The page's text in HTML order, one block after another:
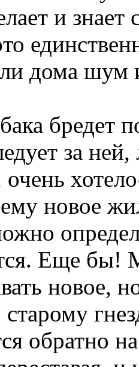
и знает
дома шум
бредет по
за
очень
новое
Еще бы!
новое,
старому
обратно